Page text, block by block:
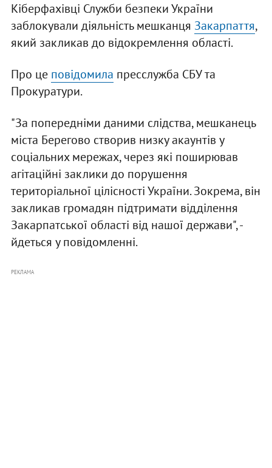
Кіберфахівці Служби безпеки України
заблокували діяльність мешканця Закарпаття,
який закликав до відокремлення області.
Про це повідомила пресслужба СБУ та
Прокуратури.
"За попередніми даними слідства, мешканець
міста Берегово створив низку акаунтів у
соціальних мережах, через які поширював
агітаційні заклики до порушення
територіальної цілісності України. Зокрема, він
закликав громадян підтримати відділення
Закарпатської області від нашої держави", -
йдеться у повідомленні.
РЕКЛАМА